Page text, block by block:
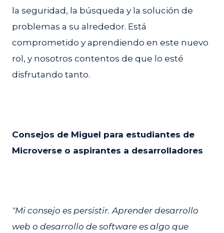
la seguridad, la búsqueda y la solución de
problemas a su alrededor. Está
comprometido y aprendiendo en este nuevo
rol, y nosotros contentos de que lo esté
disfrutando tanto.
Consejos de Miguel para estudiantes de
Microverse o aspirantes a desarrolladores
"Mi consejo es persistir. Aprender desarrollo
web o desarrollo de software es algo que